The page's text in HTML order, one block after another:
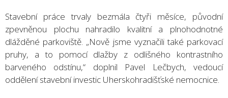
Stavební práce trvaly bezmála čtyři měsíce, původní
zpevněnou plochu nahradilo kvalitní a plnohodnotné
dlážděné parkoviště. „Nově jsme vyznačili také parkovací
pruhy, a to pomocí dlažby z odlišného kontrastního
barveného odstínu,“ doplnil Pavel Lečbych, vedoucí
oddělení stavební investic Uherskohradišťské nemocnice.